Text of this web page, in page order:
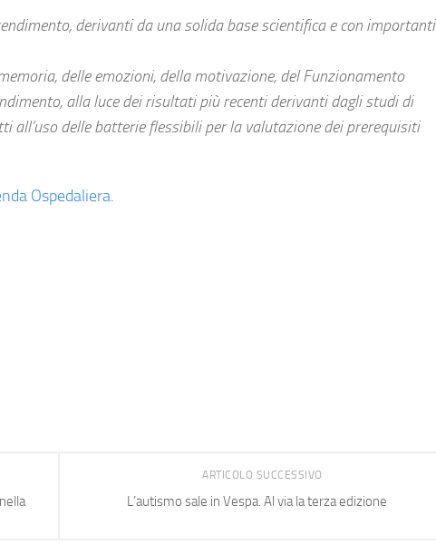
derivanti da una solida base scientifica e con importanti
delle emozioni, della motivazione, del Funzionamento
alla luce dei risultati più recenti derivanti dagli studi di
all’uso delle batterie flessibili per la valutazione dei prerequisiti
Ospedaliera.
ARTICOLO SUCCESSIVO
L’autismo sale in Vespa. Al via la terza edizione